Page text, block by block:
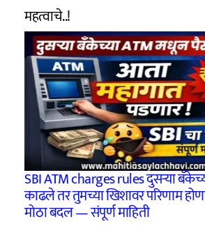
महत्वाचे..!
SBI ATM charges rules दुसऱ्या
काढले तर तुमच्या खिशावर परिणाम
मोठा बदल — संपूर्ण माहिती